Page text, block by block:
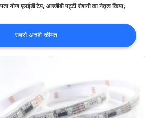
पता योग्य एलईडी टेप,आरजीबी पट्टी रोशनी का नेतृत्व किया;
सबसे अच्छी कीमत